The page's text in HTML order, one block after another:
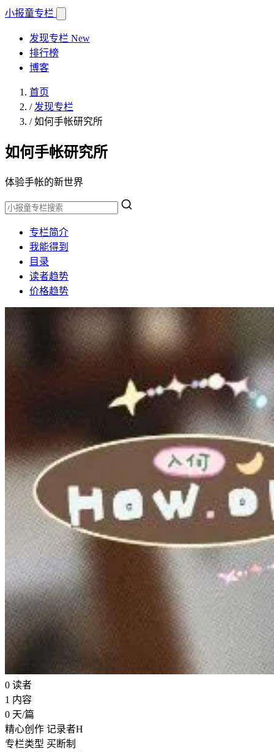
小报童专栏
发现专栏 New
排行榜
博客
首页
/ 发现专栏
/如何手帐研究所
如何手帐研究所
体验手帐的新世界
专栏简介
我能得到
目录
读者趋势
价格趋势
0 读者
1 内容
0 天/篇
精心创作 记录者H
专栏类型 买断制